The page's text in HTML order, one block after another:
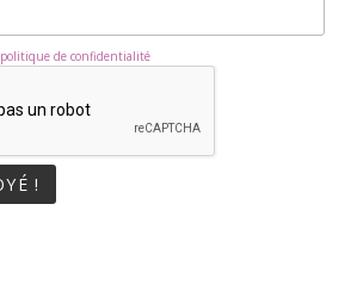
politique de confidentialité